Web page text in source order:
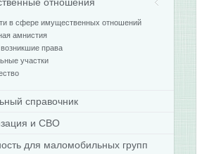
в сфере имущественных отношений
амнистия
права
участки
справочник
и СВО
для маломобильных групп